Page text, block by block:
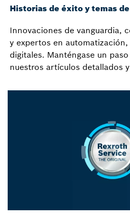
Historias de éxito y temas
Innovaciones de vanguardia,
y expertos en
digitales. Manténgase un
nuestros artículos detallados